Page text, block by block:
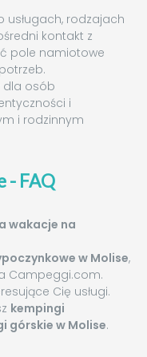
usługach, rodzajach
kontakt z
pole namiotowe
dla osób
i
i rodzinnym
- FAQ
wakacje na
w Molise,
Campeggi.com.
Cię usługi.
kempingi
górskie w Molise.